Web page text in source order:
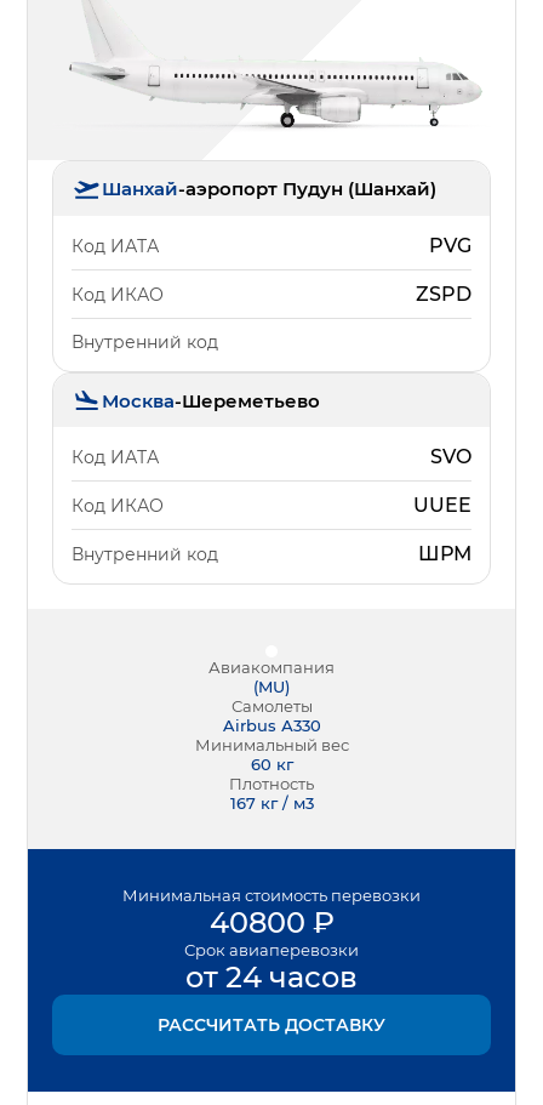
Шанхай-аэропорт Пудун (Шанхай)
Код ИАТА PVG
Код ИКАО ZSPD
Внутренний код
Москва-Шереметьево
Код ИАТА SVO
Код ИКАО UUEE
Внутренний код ШРМ
Авиакомпания
(MU)
Самолеты
Airbus А330
Минимальный вес
60 кг
Плотность
167 кг / м3
Минимальная стоимость перевозки
40800 ₽
Срок авиаперевозки
от 24 часов
РАССЧИТАТЬ ДОСТАВКУ